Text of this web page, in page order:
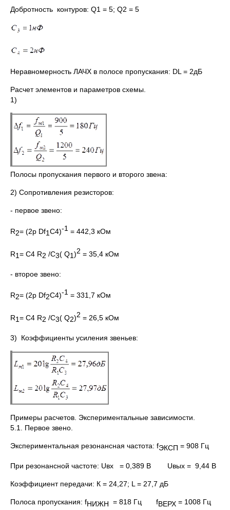
Добротность контуров: Q1 = 5; Q2 = 5
Неравномерность ЛАЧХ в полосе пропускания: DL = 2дБ
Расчет элементов и параметров схемы.
1)
Полосы пропускания первого и второго звена:
2) Сопротивления резисторов:
- первое звено:
R2= (2p Df1C4)-1 = 442,3 кОм
R1= C4 R2 /C3( Q1)2 = 35,4 кОм
- второе звено:
R2= (2p Df2C4)-1 = 331,7 кОм
R1= C4 R2 /C3( Q2)2 = 26,5 кОм
3) Коэффициенты усиления звеньев:
Примеры расчетов. Экспериментальные зависимости.
5.1. Первое звено.
Экспериментальная резонансная частота: fЭКСП = 908 Гц
При резонансной частоте: Uвх = 0,389 В Uвых = 9,44 В
Коэффициент передачи: К = 24,27; L = 27,7 дБ
Полоса пропускания: fНИЖН = 818 Гц fВЕРХ = 1008 Гц